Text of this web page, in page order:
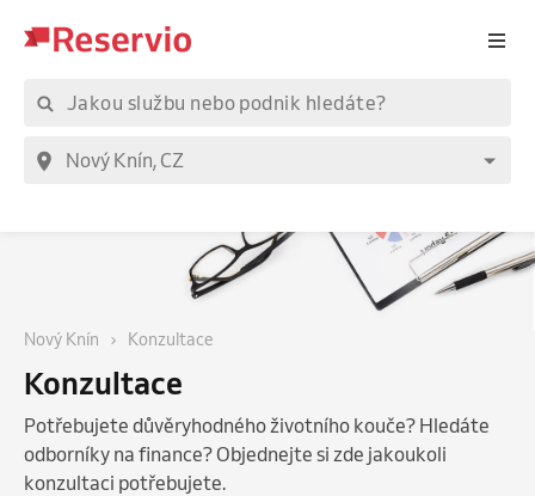
Nový Knín Konzultace
Konzultace
Potřebujete důvěryhodného životního kouče? Hledáte
odborníky na finance? Objednejte si zde jakoukoli
konzultaci potřebujete.